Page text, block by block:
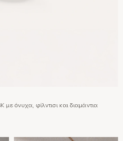
όνυχα, φίλντισι και διαμάντια